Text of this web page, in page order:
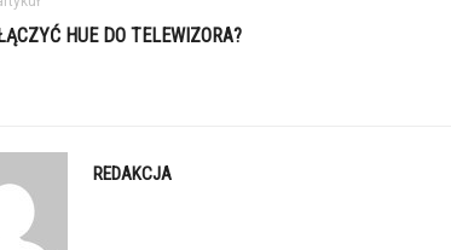
HUE DO TELEWIZORA?
REDAKCJA